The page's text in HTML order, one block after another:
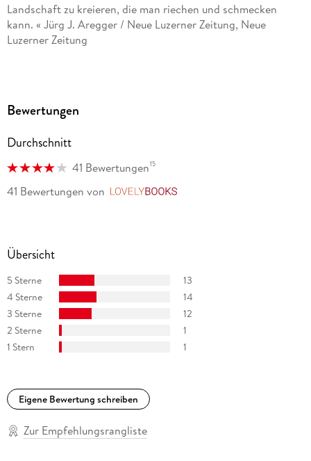
Landschaft zu kreieren, die man riechen und schmecken
kann. « Jürg J. Aregger / Neue Luzerner Zeitung, Neue
Luzerner Zeitung
spannenden Geschichten zu vermengen. « Helmut Pusch /
Bewertungen
Durchschnitt
41 Bewertungen15
41 Bewertungen von
Übersicht
5 Sterne
13
4 Sterne
14
3 Sterne
12
2 Sterne
1
1 Stern
1
Eigene Bewertung schreiben
Zur Empfehlungsrangliste